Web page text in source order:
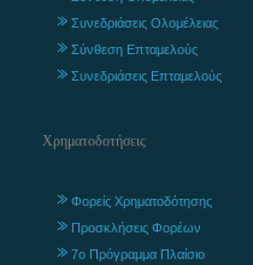
Συνεδριάσεις Ολομέλειας
Σύνθεση Επταμελούς
Συνεδριάσεις Επταμελούς
Χρηματοδοτήσεις
Φορείς Χρηματοδότησης
Προσκλήσεις Φορέων
7ο Πρόγραμμα Πλαίσιο